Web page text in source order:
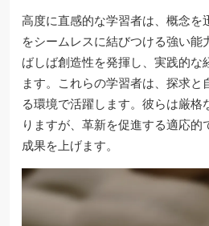
高度に直感的な学習者は、概念を
をシームレスに結びつける強い能
ばしば創造性を発揮し、実践的な
ます。これらの学習者は、探求と
る環境で活躍します。彼らは厳格
りますが、革新を促進する適応的
成果を上げます。